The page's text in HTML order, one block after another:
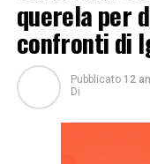
querela per
confronti di
Pubblicato 12
Di